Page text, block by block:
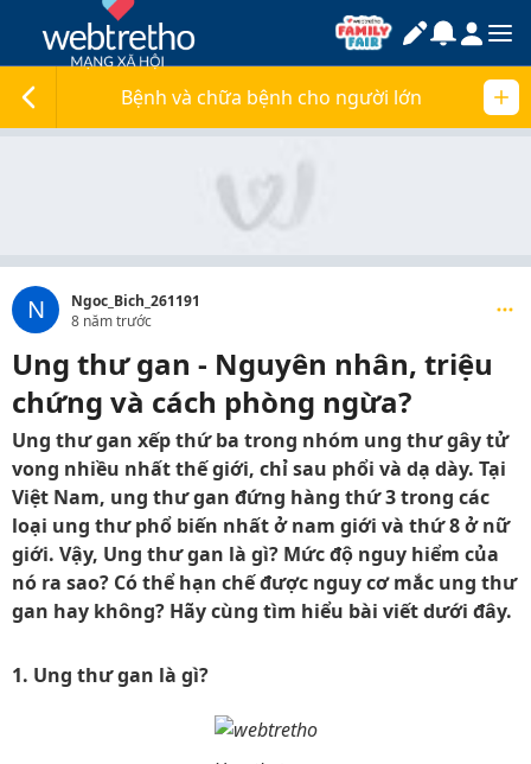
Bệnh và chữa bệnh cho người lớn
N
Ngoc_Bich_261191
8 năm trước
Ung thư gan - Nguyên nhân, triệu
chứng và cách phòng ngừa?
Ung thư gan xếp thứ ba trong nhóm ung thư gây tử
vong nhiều nhất thế giới, chỉ sau phổi và dạ dày. Tại
Việt Nam, ung thư gan đứng hàng thứ 3 trong các
loại ung thư phổ biến nhất ở nam giới và thứ 8 ở nữ
giới. Vậy, Ung thư gan là gì? Mức độ nguy hiểm của
nó ra sao? Có thể hạn chế được nguy cơ mắc ung thư
gan hay không? Hãy cùng tìm hiểu bài viết dưới đây.
1. Ung thư gan là gì?